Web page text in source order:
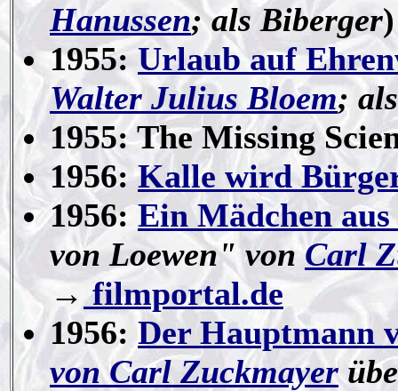
Hanussen; als Biberger
1955:Urlaub auf
Walter Julius Bloem;
1955: The Missing
1956:Kalle wird
1956:Ein Mädchen
von Loewen" vonCarl
→ filmportal.de
1956: Der Hauptmann
von Carl Zuckmayer